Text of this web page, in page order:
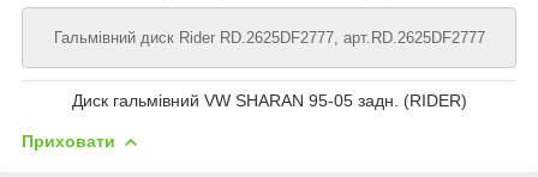
Гальмівний диск Rider RD.2625DF2777, арт.RD.2625DF2777
Диск гальмівний VW SHARAN 95-05 задн. (RIDER)
Приховати